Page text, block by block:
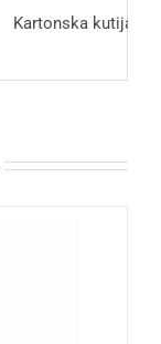
Kartonska kutija